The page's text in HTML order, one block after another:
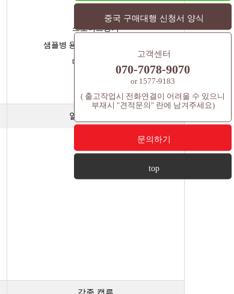
중국 구매대행 신청서 양식
고객센터
070-7078-9070
or 1577-9183
( 출고작업시 전화연결이 어려울 수 있으니
부재시 "견적문의" 란에 남겨주세요)
문의하기
top
스포이드용기
샘플병 용기(바이알,시공,앰플)
매니큐어용기
롤용기
알루미늄 용기